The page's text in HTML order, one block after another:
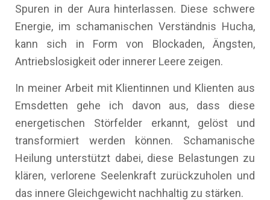
Spuren in der Aura hinterlassen. Diese schwere
Energie, im schamanischen Verständnis Hucha,
kann sich in Form von Blockaden, Ängsten,
Antriebslosigkeit oder innerer Leere zeigen.
In meiner Arbeit mit Klientinnen und Klienten aus
Emsdetten gehe ich davon aus, dass diese
energetischen Störfelder erkannt, gelöst und
transformiert werden können. Schamanische
Heilung unterstützt dabei, diese Belastungen zu
klären, verlorene Seelenkraft zurückzuholen und
das innere Gleichgewicht nachhaltig zu stärken.